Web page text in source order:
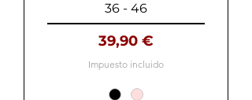
36 - 46
Precio
39,90 €
Impuesto incluido